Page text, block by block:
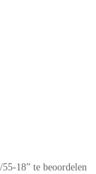
55-18” te beoordelen